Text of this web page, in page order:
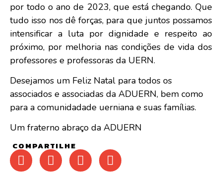
por todo o ano de 2023, que está chegando. Que
tudo isso nos dê forças, para que juntos possamos
intensificar a luta por dignidade e respeito ao
próximo, por melhoria nas condições de vida dos
professores e professoras da UERN.
Desejamos um Feliz Natal para todos os
associados e associadas da ADUERN, bem como
para a comunidadade uerniana e suas famílias.
Um fraterno abraço da ADUERN
COMPARTILHE